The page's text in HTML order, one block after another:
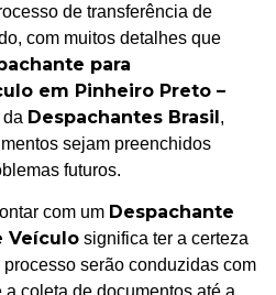
de transferência de
com muitos detalhes que
para
em Pinheiro Preto –
Despachantes Brasil,
sejam preenchidos
futuros.
com um Despachante
Veículo significa ter a certeza
serão conduzidas com